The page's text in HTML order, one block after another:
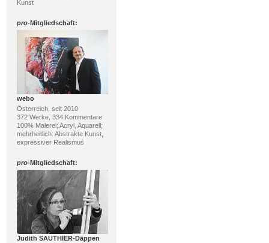
Kunst
pro-Mitgliedschaft:
webo
Österreich, seit 2010
372 Werke, 334 Kommentare
100% Malerei; Acryl, Aquarell;
mehrheitlich: Abstrakte Kunst,
expressiver Realismus
pro-Mitgliedschaft:
Judith SAUTHIER-Däppen